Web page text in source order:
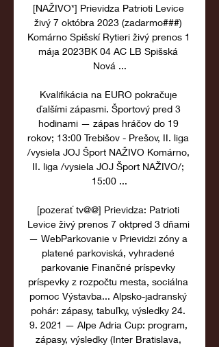
[NAŽIVO*] Prievidza Patrioti Levice
živý 7 októbra 2023 (zadarmo###)
Komárno Spišskí Rytieri živý prenos 1
mája 2023BK 04 AC LB Spišská
Nová ...
Kvalifikácia na EURO pokračuje
ďalšími zápasmi. Športový pred 3
hodinami — zápas hráčov do 19
rokov; 13:00 Trebišov - Prešov, II. liga
/vysiela JOJ Šport NAŽIVO Komárno,
II. liga /vysiela JOJ Šport NAŽIVO/;
15:00 ...
[pozerať tv@@] Prievidza: Patrioti
Levice živý prenos 7 oktpred 3 dňami
— WebParkovanie v Prievidzi zóny a
platené parkoviská, vyhradené
parkovanie Finančné príspevky
príspevky z rozpočtu mesta, sociálna
pomoc Výstavba... Alpsko-jadranský
pohár: zápasy, tabuľky, výsledky 24.
9. 2021 — Alpe Adria Cup: program,
zápasy, výsledky (Inter Bratislava,